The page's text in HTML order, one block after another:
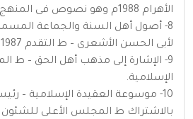
الأهرام 1988م وهو نصوص فى المنهج من التراث الإسلامى.
8- أصول أهل السنة والجماعة
لأبى الحسن الأشعرى – ط التقدم 1987م.
9- الإشارة إلى مذهب أهل الحق – ط
الإسلامية.
10- موسوعة العقيدة الإسلامية –
بالاشتراك ط المجلس الأعلى للشئون